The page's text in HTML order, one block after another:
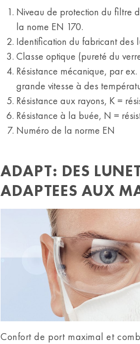
Niveau de protection du filtre
la nome EN 170.
Identification du fabricant des
Classe optique (pureté du
Résistance mécanique, par
grande vitesse à des
Résistance aux rayons, K =
Résistance à la buée, N =
Numéro de la norme EN
ADAPT: DES
ADAPTEES AUX
Confort de port maximal et